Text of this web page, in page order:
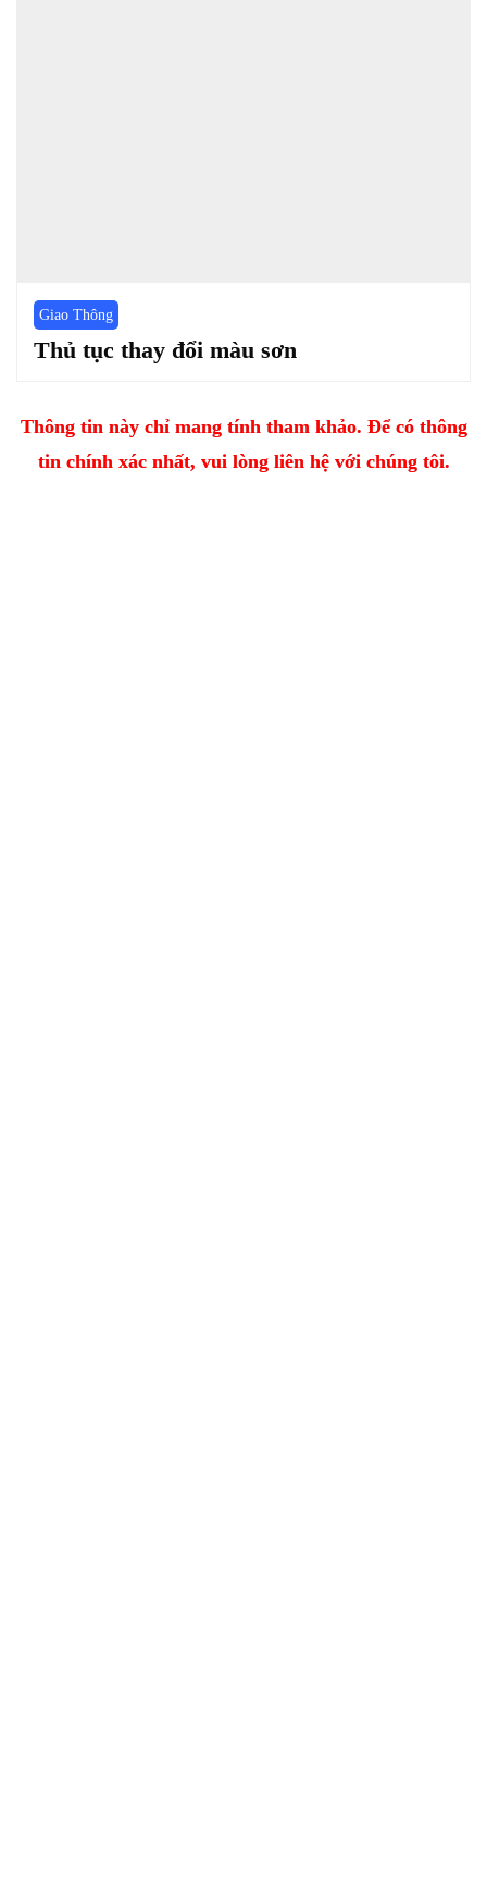
Giao Thông
Thủ tục thay đổi màu sơn
Thông tin này chỉ mang tính tham khảo. Để có thông
tin chính xác nhất, vui lòng liên hệ với chúng tôi.